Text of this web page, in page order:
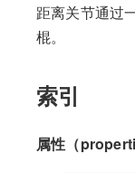
距离关节通过
棍。
索引
属性（